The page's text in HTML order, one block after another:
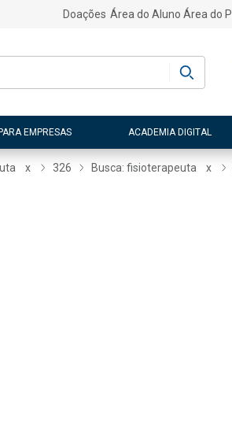
Doações Área do Aluno Área do
EMPRESAS ACADEMIA DIGITAL
x 326 Busca: fisioterapeuta x